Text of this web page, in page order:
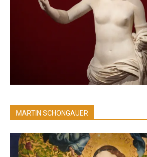
MARTIN SCHONGAUER